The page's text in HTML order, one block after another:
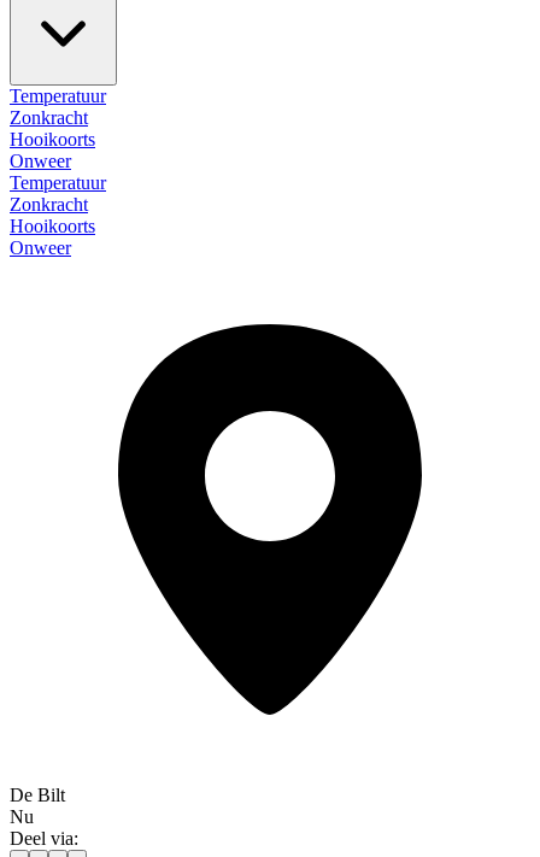
Temperatuur
Zonkracht
Hooikoorts
Onweer
Temperatuur
Zonkracht
Hooikoorts
Onweer
De Bilt
Nu
Deel via: